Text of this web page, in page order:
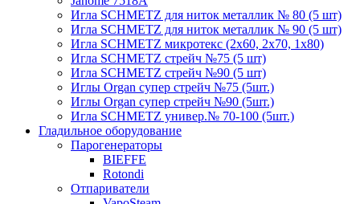
Игла SCHMETZ для ниток металлик № 80 (5 шт)
Игла SCHMETZ для ниток металлик № 90 (5 шт)
Игла SCHMETZ микротекс (2х60, 2х70, 1х80)
Игла SCHMETZ стрейч №75 (5 шт)
Игла SCHMETZ стрейч №90 (5 шт)
Иглы Organ супер стрейч №75 (5шт.)
Иглы Organ супер стрейч №90 (5шт.)
Игла SCHMETZ универ.№ 70-100 (5шт.)
Гладильное оборудование
Парогенераторы
BIEFFE
Rotondi
Отпариватели